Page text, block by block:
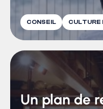
CONSEIL CULTURE
Un plan de